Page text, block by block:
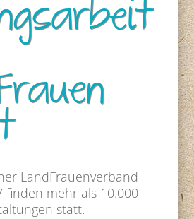
LandFrauenverband
finden mehr als 10.000
statt.